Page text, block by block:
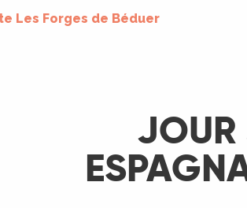
Les Forges de Béduer
JOUR